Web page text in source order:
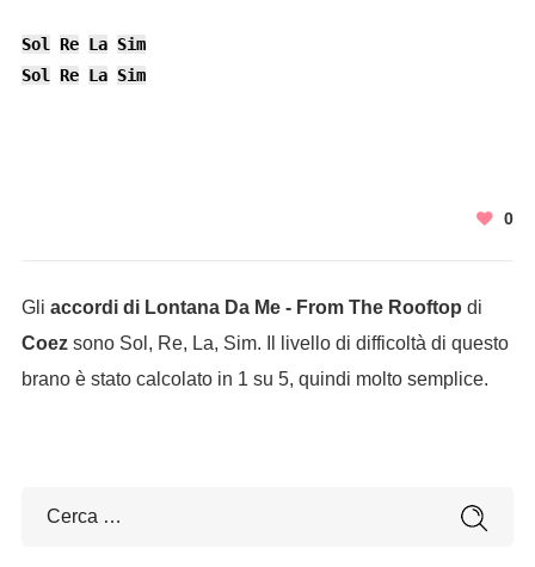
Sol Re La Sim
Sol
Re La Sim
0
Gli accordi di Lontana Da Me - From The Rooftop di
Coezsono Sol, Re, La, Sim. Il livello di difficoltà di questo
brano è stato calcolato in 1 su 5, quindi molto semplice.